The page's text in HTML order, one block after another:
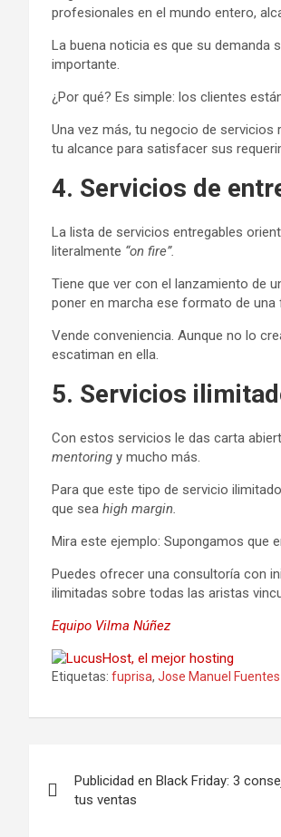
profesionales en el mundo entero,
La buena noticia es que su demanda
importante.
¿Por qué? Es simple: los clientes
Una vez más, tu negocio de
tu alcance para satisfacer sus
4. Servicios de
La lista de servicios entregables
literalmente “on fire”.
Tiene que ver con el lanzamiento de
poner en marcha ese formato de
Vende conveniencia. Aunque no lo
escatiman en ella.
5. Servicios
Con estos servicios le das carta
mentoring y mucho más.
Para que este tipo de servicio
que sea high margin.
Mira este ejemplo: Supongamos que
Puedes ofrecer una consultoría con
ilimitadas sobre todas las aristas
Equipo Vilma Núñez
Etiquetas: fuprisa, Jose Manuel
de
Publicidad en Black Friday: 3
tus ventas